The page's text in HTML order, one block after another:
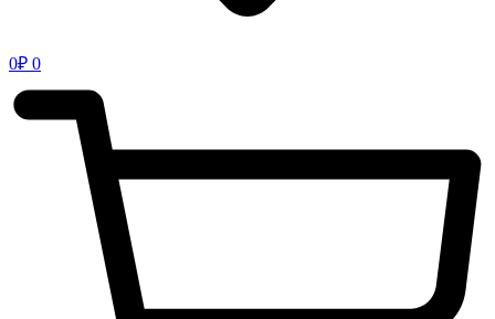
0₽ 0